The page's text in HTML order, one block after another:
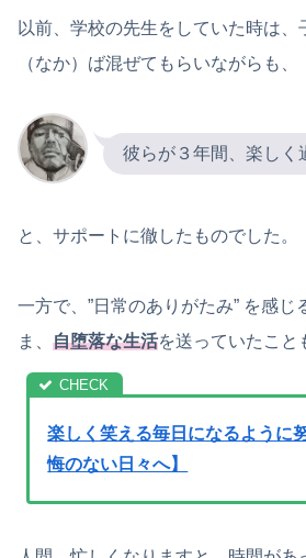
以前、学校の先生をしていた時は
（なか）ば混ぜてもらいながらも、
彼らが３年間、楽し
と、サポートに徹したものでした。
一方で、”日常のありがたみ” を感じ
ま、 自堕落な生活を送っていたこと
楽しく笑える毎日になるように
悔のない日々へ】